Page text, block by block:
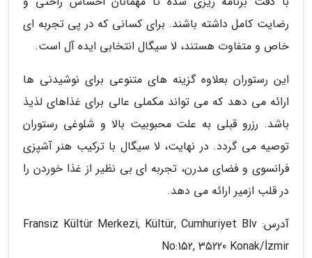
رضایت کامل داشته باشند. برای کسانی که در پی تجربه ای
خاص و متفاوت هستند، لا سیگال انتخابی ایده آل است.
این رستوران بعلاوه گزینه های متنوعی برای نوشیدنی ها
ارائه می دهد که می تواند مکملی عالی برای غذاهای لذیذ
باشد. رزرو قبلی به علت محبوبیت بالا و شلوغی رستوران
توصیه می گردد. در نهایت، لا سیگال با ترکیب هنر آشپزی
فرانسوی و فضای مدرن، تجربه ای بی نظیر از غذا خوردن را
در قلب ازمیر ارائه می دهد.
آدرس: Fransız Kültür Merkezi, Kültür, Cumhuriyet Blv
No:152, 35220 Konak/İzmir